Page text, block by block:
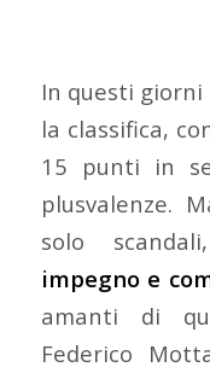
In questi giorni
la classifica,
15 punti in
plusvalenze.
solo
impegno e
amanti di
Federico